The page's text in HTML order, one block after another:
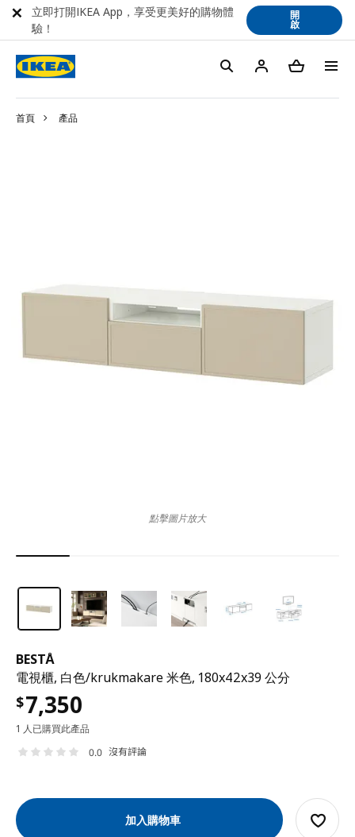
首頁 產品
BESTÅ
電視櫃, 白色/krukmakare 米色, 180x42x39 公分
$7,350
1 人已購買此產品
0.0 沒有評論
加入購物車
點擊圖片放大
立即打開IKEA App，享受更美好的購物體
驗！
開
啟